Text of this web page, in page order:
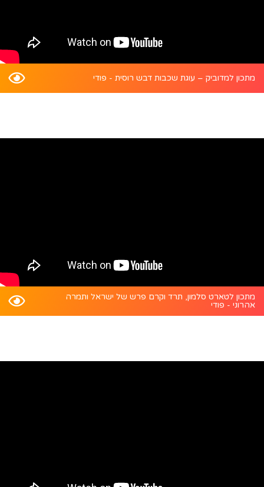
מתכון למדוביק – עוגת שכבות דבש רוסית - פודי
מתכון לטארט סלמון, תרד וקרם פרש של ישראל ותמרה
אהרוני - פודי